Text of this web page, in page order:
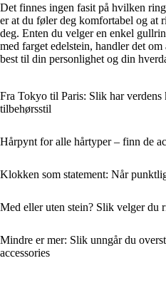
Det finnes ingen fasit på hvilken
er at du føler deg komfortabel og at
deg. Enten du velger en enkel
med farget edelstein, handler det
best til din personlighet og din
Fra Tokyo til Paris: Slik har
tilbehørsstil
Hårpynt for alle hårtyper – finn de
Klokken som statement: Når
Med eller uten stein? Slik velger du
Mindre er mer: Slik unngår du
accessories